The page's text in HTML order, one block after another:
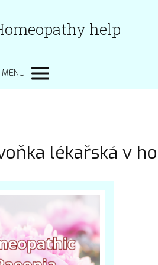
help
MENU
lékařská v